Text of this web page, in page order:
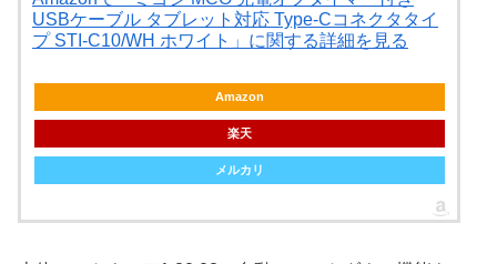
USBケーブル タブレット対応 Type-Cコネクタタイ
プ STI-C10/WH ホワイト」に関する詳細を見る
Amazon
楽天
メルカリ